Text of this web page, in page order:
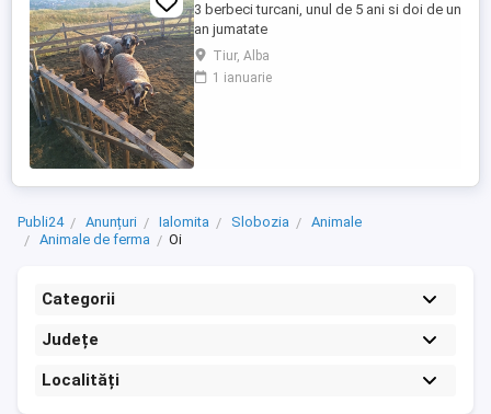
3 berbeci turcani, unul de 5 ani si doi de un
an jumatate
Tiur, Alba
1 ianuarie
Publi24 Anunțuri Ialomita Slobozia
Animale
Animale de ferma
Oi
Categorii
Județe
Localități